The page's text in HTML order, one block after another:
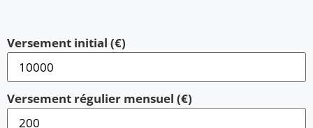
Versement initial (€)
Versement régulier mensuel (€)